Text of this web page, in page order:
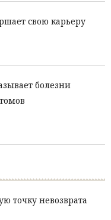
свою карьеру
болезни
точку невозврата